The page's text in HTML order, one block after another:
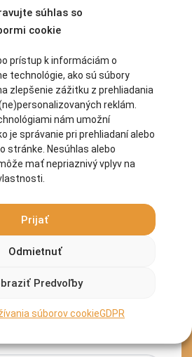
súhlas so
cookie
prístup k informáciám o
technológie, ako sú súbory
zlepšenie zážitku z prehliadania
reklám.
nám umožní
je správanie pri prehliadaní alebo
stránke. Nesúhlas alebo
mať nepriaznivý vplyv na
Prijať
Odmietnuť
Predvoľby
súborov cookieGDPR